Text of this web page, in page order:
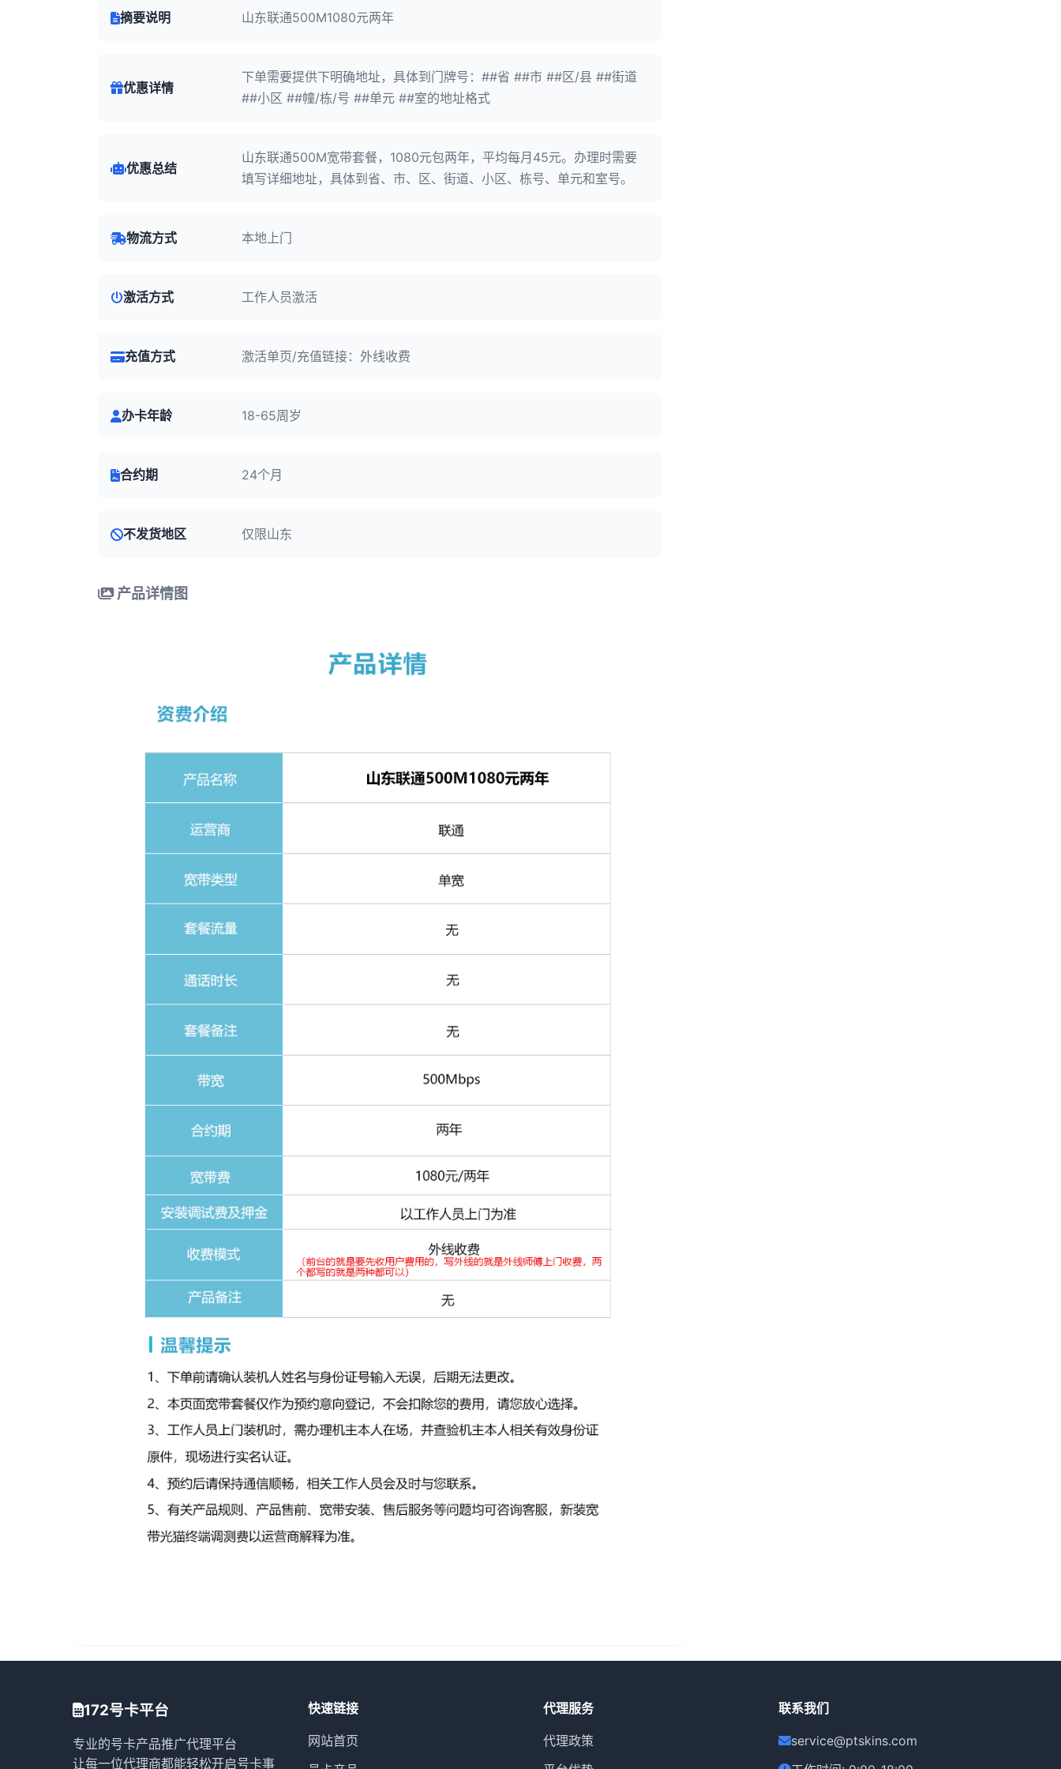
摘要说明 山东联通500M1080元两年
优惠详情
下单需要提供下明确地址，具体到门牌号：##省 ##市 ##区/县 ##街道
##小区 ##幢/栋/号 ##单元 ##室的地址格式
优惠总结
山东联通500M宽带套餐，1080元包两年，平均每月45元。办理时需要
填写详细地址，具体到省、市、区、街道、小区、栋号、单元和室号。
物流方式 本地上门
激活方式 工作人员激活
充值方式 激活单页/充值链接：外线收费
办卡年龄 18-65周岁
合约期 24个月
不发货地区 仅限山东
产品详情图
172号卡平台
专业的号卡产品推广代理平台
让每一位代理商都能轻松开启号卡事
快速链接
网站首页
代理服务
代理政策
联系我们
service@ptskins.com